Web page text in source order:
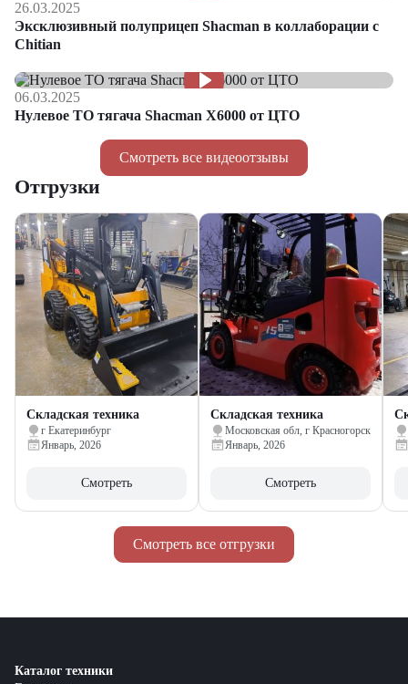
Смотреть все видеоотзывы
26.03.2025
Эксклюзивный полуприцеп Shacman в коллаборации с
Chitian
06.03.2025
Нулевое ТО тягача Shacman Х6000 от ЦТО
Смотреть все отгрузки
Отгрузки
Складская техника
г Екатеринбург
Январь, 2026
Смотреть
Складская техника
Московская обл, г Красногорск
Январь, 2026
Смотреть
Каталог техники